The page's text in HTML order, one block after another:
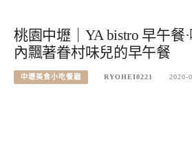
桃園中壢｜YA bistro 早午餐
內飄著眷村味兒的早午餐
中壢美食小吃餐廳 RYOHEI0221 2020-